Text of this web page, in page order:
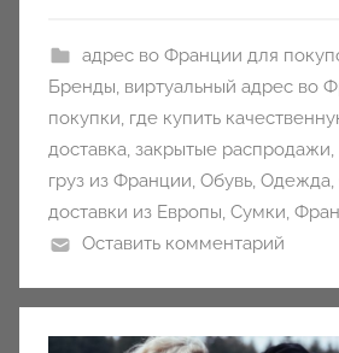
адрес во Франции для
Бренды, виртуальный адрес во
покупки, где купить
доставка, закрытые распродажи,
груз из Франции, Обувь, Одежда,
доставки из Европы, Сумки,
Оставить комментарий